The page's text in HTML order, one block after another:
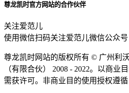
尊龙凯时官方网站的合作伙伴
关注爱范儿
使用微信扫码关注爱范儿微信公众号
尊龙凯时网站的版权所有 © 广州利
（有限合伙）
2008 - 2022。以商业
需获许可。非商业目的使用授权遵循